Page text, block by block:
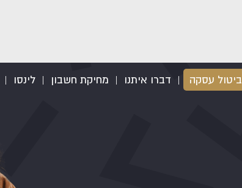
ביטול עסקה | דברו איתנו | מחיקת חשבון | לינסו |